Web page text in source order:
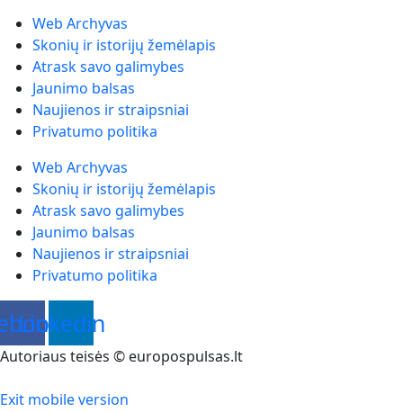
Web Archyvas
Skonių ir istorijų žemėlapis
Atrask savo galimybes
Jaunimo balsas
Naujienos ir straipsniai
Privatumo politika
Web Archyvas
Skonių ir istorijų žemėlapis
Atrask savo galimybes
Jaunimo balsas
Naujienos ir straipsniai
Privatumo politika
Linkedin
Autoriaus teisės © europospulsas.lt
Exit mobile version